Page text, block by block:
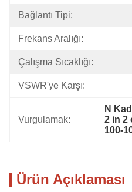
Bağlantı Tipi:
Frekans Aralığı:
Çalışma Sıcaklığı:
VSWR'ye Karşı:
Vurgulamak:
N
2 in 2
100-
Ürün Açıklaması